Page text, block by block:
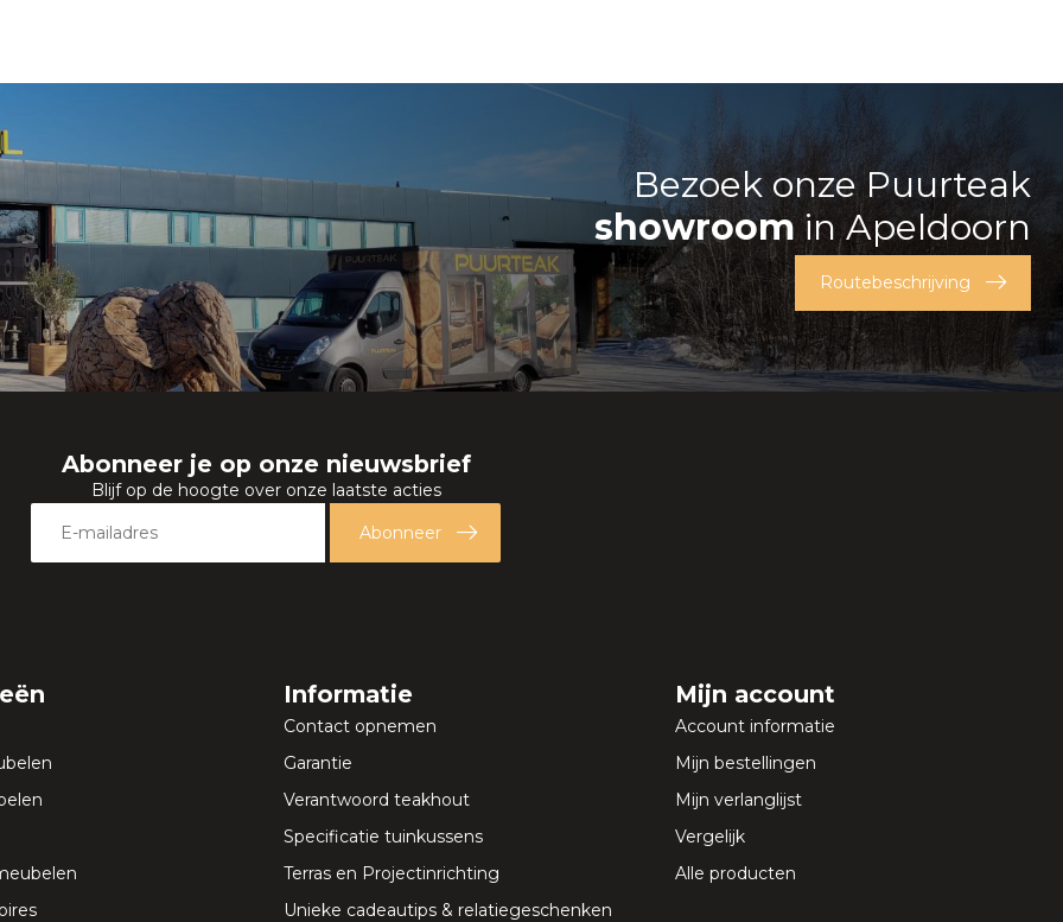
Bezoek onze Puurteak
showroomin Apeldoorn
Routebeschrijving
Abonneer je op onze nieuwsbrief
Blijf op de hoogte over onze laatste acties
Abonneer
Informatie
Contact opnemen
Garantie
Verantwoord teakhout
Specificatie tuinkussens
Terras en Projectinrichting
Unieke cadeautips & relatiegeschenken
Mijn account
Account informatie
Mijn bestellingen
Mijn verlanglijst
Vergelijk
Alle producten